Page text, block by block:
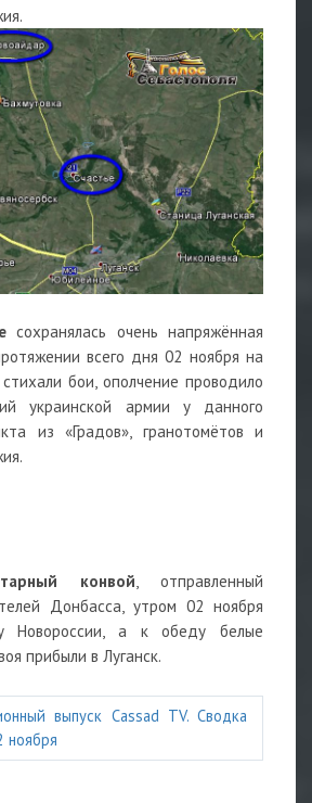
сохранялась очень напряжённая
всего дня 02 ноября на
бои, ополчение проводило
украинской армии у данного
из «Градов», гранотомётов и
конвой , отправленный
Донбасса, утром 02 ноября
Новороссии, а к обеду белые
прибыли в Луганск.
выпуск Cassad TV. Сводка
ноября